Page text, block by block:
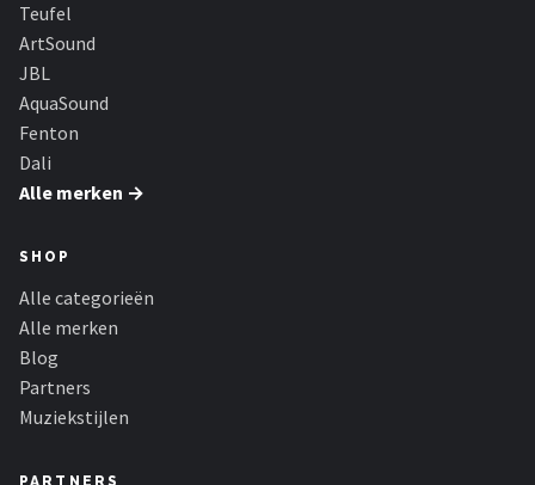
Teufel
ArtSound
JBL
AquaSound
Fenton
Dali
Alle merken →
SHOP
Alle categorieën
Alle merken
Blog
Partners
Muziekstijlen
PARTNERS